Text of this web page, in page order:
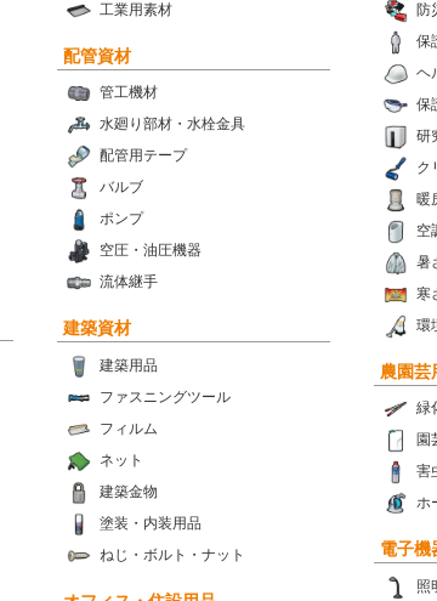
工業用素材
防
保
ヘ
保
研
ク
暖
空
暑
寒
環
配管資材
管工機材
水廻り部材・水栓金具
配管用テープ
バルブ
ポンプ
空圧・油圧機器
流体継手
建築資材
建築用品
ファスニングツール
フィルム
ネット
建築金物
塗装・内装用品
ねじ・ボルト・ナット
農園芸
緑
園
害
ホ
電子機
照